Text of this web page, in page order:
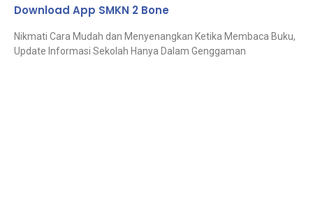
Download App SMKN 2 Bone
Nikmati Cara Mudah dan Menyenangkan Ketika Membaca Buku,
Update Informasi Sekolah Hanya Dalam Genggaman